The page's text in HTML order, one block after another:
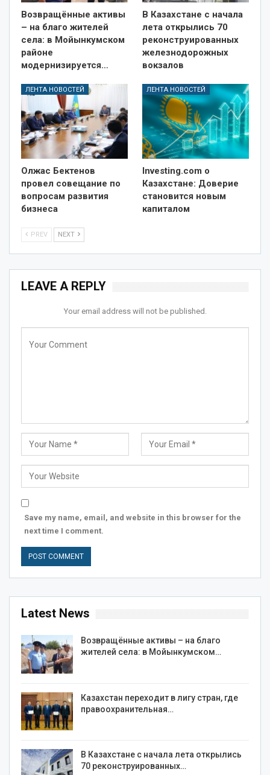
Возвращённые активы
– на благо жителей
села: в Мойынкумском
районе
модернизируется…
В Казахстане с начала
лета открылись 70
реконструированных
железнодорожных
вокзалов
ЛЕНТА НОВОСТЕЙ
Олжас Бектенов
провел совещание по
вопросам развития
бизнеса
ЛЕНТА НОВОСТЕЙ
Investing.com о
Казахстане: Доверие
становится новым
капиталом
PREV NEXT
LEAVE A REPLY
Your email address will not be published.
Save my name, email, and website in this browser for the
next time I comment.
Latest News
Возвращённые активы – на благо
жителей села: в Мойынкумском…
Казахстан переходит в лигу стран, где
правоохранительная…
В Казахстане с начала лета открылись
70 реконструированных…